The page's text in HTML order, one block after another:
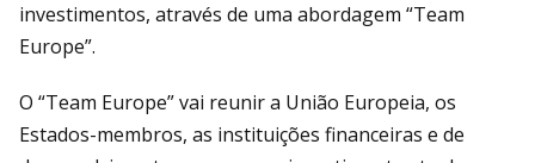
investimentos, através de uma abordagem “Team
Europe”.
O “Team Europe” vai reunir a União Europeia, os
Estados-membros, as instituições financeiras e de